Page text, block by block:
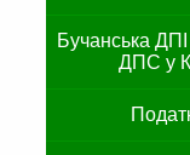
Бучанська
ДПС у